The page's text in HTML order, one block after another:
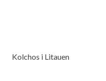
Kolchos i Litauen